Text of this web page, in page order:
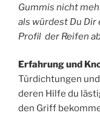
Gummis nicht
als würdest Du Dir
Profil der Reifen
Erfahrung und
Türdichtungen
deren Hilfe du
den Griff